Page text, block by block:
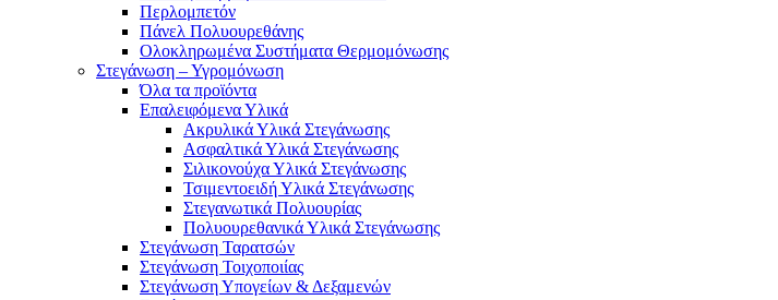
Περλομπετόν
Πάνελ Πολυουρεθάνης
Ολοκληρωμένα Συστήματα Θερμομόνωσης
Στεγάνωση – Υγρομόνωση
Όλα τα προϊόντα
Επαλειφόμενα Υλικά
Ακρυλικά Υλικά Στεγάνωσης
Ασφαλτικά Υλικά Στεγάνωσης
Σιλικονούχα Υλικά Στεγάνωσης
Τσιμεντοειδή Υλικά Στεγάνωσης
Στεγανωτικά Πολυουρίας
Πολυουρεθανικά Υλικά Στεγάνωσης
Στεγάνωση Ταρατσών
Στεγάνωση Τοιχοποιίας
Στεγάνωση Υπογείων & Δεξαμενών